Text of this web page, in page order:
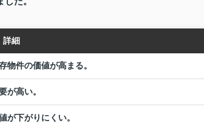
詳細
物件の価値が高まる。
が高い。
が下がりにくい。